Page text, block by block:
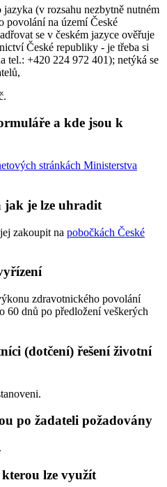
(v rozsahu nezbytně nutném
povolání na území České
se v českém jazyce ověřuje
České republiky - je třeba si
tel.: +420 224 972 401); netýká se
a kde jsou k
stránkách Ministerstva
jak je lze uhradit
zakoupit na pobočkách České
zdravotnického povolání
60 dnů po předložení veškerých
(dotčení) řešení životní
po žadateli požadovány
lze využít